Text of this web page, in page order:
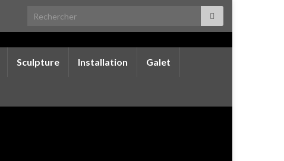
Search for:
Sculpture Installation Galet